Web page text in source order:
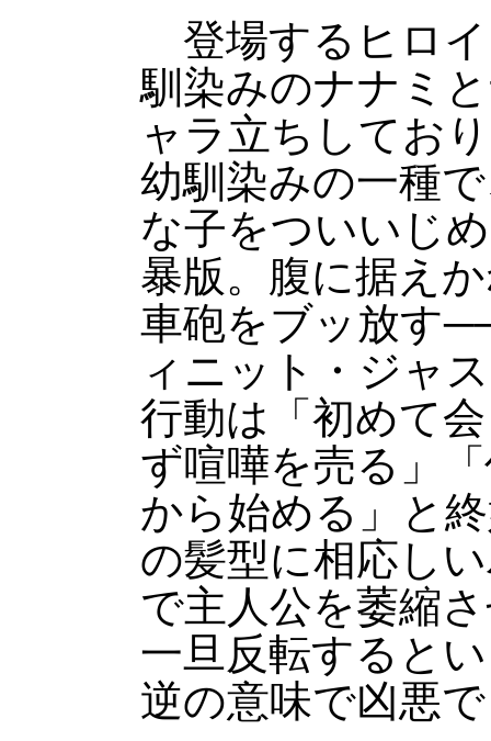
登場するヒロ
馴染みのナナミ
ャラ立ちしてお
幼馴染みの一種
な子をついいじ
暴版。腹に据え
車砲をブッ放す
ィニット・ジャ
行動は「初めて
ず喧嘩を売る」
から始める」と
の髪型に相応し
で主人公を萎縮
一旦反転すると
逆の意味で凶悪